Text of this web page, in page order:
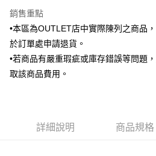
元大商業銀行
台新國際商業銀行
中
台灣樂天信用卡公司
聯邦商業銀行
元大商業銀行
玉山商業銀行
台灣樂天信用卡公司
悠遊付
Google Pay
AFTEE先享後付
便利好安心！
銷售重點
•本區為OUTLET店中實際陳列之商品
於訂單處申請退貨。
•若商品有嚴重瑕疵或庫存錯誤等問題
取該商品費用。
詳細說明 商品規格